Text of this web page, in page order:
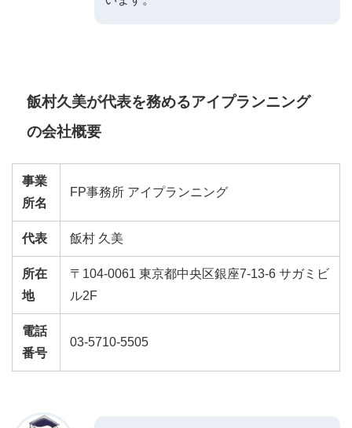
飯村久美が代表を務めるアイプランニング
の会社概要
事業
所名
FP事務所 アイプランニング
代表 飯村 久美
所在
地
〒104-0061 東京都中央区銀座7-13-6 サガミビ
ル2F
電話
番号
03-5710-5505